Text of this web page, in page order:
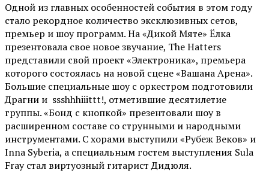
Одной из главных особенностей события в этом году
стало рекордное количество эксклюзивных сетов,
премьер и шоу программ. На «Дикой Мяте» Ёлка
презентовала свое новое звучание, The Hatters
представили свой проект «Электроника», премьера
которого состоялась на новой сцене «Вашана Арена».
Большие специальные шоу с оркестром подготовили
Драгни и ssshhhiiittt!, отметившие десятилетие
группы. «Бонд с кнопкой» презентовали шоу в
расширенном составе со струнными и народными
инструментами. С хорами выступили «Рубеж Веков» и
Inna Syberia, а специальным гостем выступления Sula
Fray стал виртуозный гитарист Дидюля.